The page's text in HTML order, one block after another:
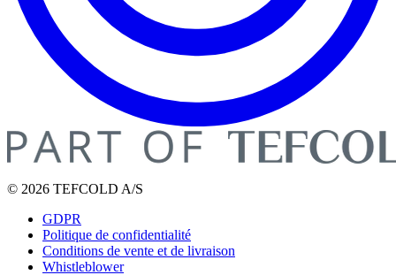
© 2026 TEFCOLD A/S
GDPR
Politique de confidentialité
Conditions de vente et de livraison
Whistleblower